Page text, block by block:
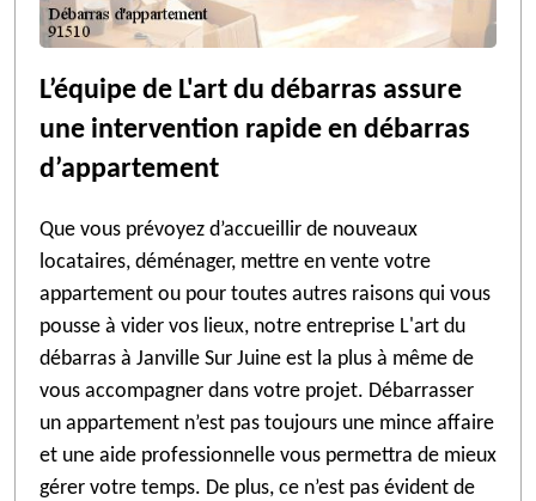
L’équipe de L'art du débarras assure
une intervention rapide en débarras
d’appartement
Que vous prévoyez d’accueillir de nouveaux
locataires, déménager, mettre en vente votre
appartement ou pour toutes autres raisons qui vous
pousse à vider vos lieux, notre entreprise L'art du
débarras à Janville Sur Juine est la plus à même de
vous accompagner dans votre projet. Débarrasser
un appartement n’est pas toujours une mince affaire
et une aide professionnelle vous permettra de mieux
gérer votre temps. De plus, ce n’est pas évident de